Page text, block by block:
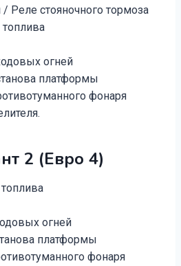
Реле стояночного тормоза
огней
платформы
фонаря
2 (Евро 4)
огней
платформы
фонаря